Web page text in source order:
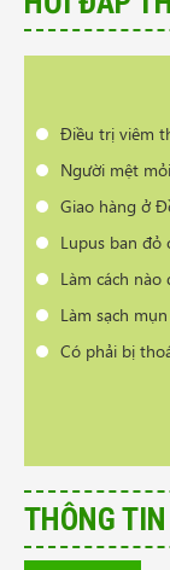
Làm sạch
Có phải bị
Cần tư vấn
Điều trị viêm
Người mệt
Giao hàng ở
Lupus ban đỏ
Làm cách
Làm sạch
Có phải bị
THÔNG